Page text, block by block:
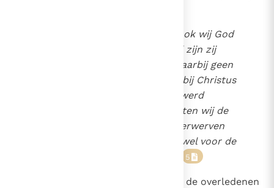
"Op dezelfde wijze bidden ook wij God
voor de overledenen, ook al zijn zij
zondaars, en wij vlechten daarbij geen
krans, maar wij bieden daarbij Christus
aan, die voor onze zonden werd
geslachtofferd, en zo trachten wij de
gunst en de vergiffenis te verwerven
van de barmhartige God zowel voor de
5
Dat deze gewoonte om ook voor de overledenen